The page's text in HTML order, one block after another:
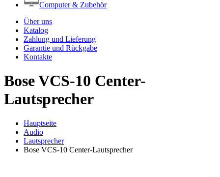
Computer & Zubehör
Über uns
Katalog
Zahlung und Lieferung
Garantie und Rückgabe
Kontakte
Bose VCS-10 Center-
Lautsprecher
Hauptseite
Audio
Lautsprecher
Bose VCS-10 Center-Lautsprecher